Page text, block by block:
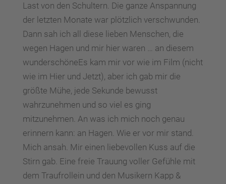
Last von den Schultern. Die ganze Anspannung
der letzten Monate war plötzlich verschwunden.
Dann sah ich all diese lieben Menschen, die
wegen Hagen und mir hier waren … an diesem
wunderschöneEs kam mir vor wie im Film (nicht
wie im Hier und Jetzt), aber ich gab mir die
größte Mühe, jede Sekunde bewusst
wahrzunehmen und so viel es ging
mitzunehmen. An was ich mich noch genau
erinnern kann: an Hagen. Wie er vor mir stand.
Mich ansah. Mir einen liebevollen Kuss auf die
Stirn gab. Eine freie Trauung voller Gefühle mit
dem Traufrollein und den Musikern Kapp &